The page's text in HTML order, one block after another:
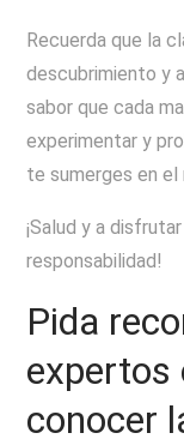
Recuerda que la
descubrimiento y
sabor que cada
experimentar y
te sumerges en el
¡Salud y a
responsabilidad!
Pida
expertos
conocer